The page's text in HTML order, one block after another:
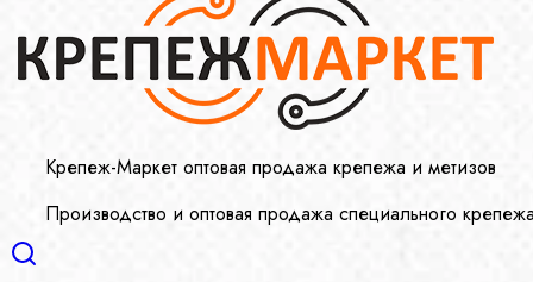
Крепеж-Маркет оптовая продажа крепежа и метизов
Производство и оптовая продажа специального